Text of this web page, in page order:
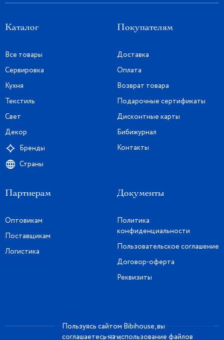
Каталог
Все товары
Сервировка
Кухня
Текстиль
Свет
Декор
Бренды
Страны
Покупателям
Доставка
Оплата
Возврат товара
Подарочные сертификаты
Дисконтные карты
Бибижурнал
Контакты
Партнерам
Оптовикам
Поставщикам
Логистика
Документы
Политика
конфиденциальности
Пользовательское соглашение
Договор-оферта
Реквизиты
Пользуясь сайтом Bibihouse, вы
соглашаетесь на использование файлов